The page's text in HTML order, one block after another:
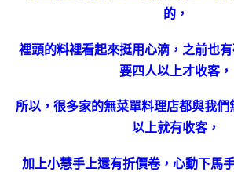
的，
裡頭的料裡看起來挺用心滴，之前也
要四人以上才收客，
所以，很多家的無菜單料理店都與我們
以上就有收客，
加上小慧手上還有折價卷，心動下馬